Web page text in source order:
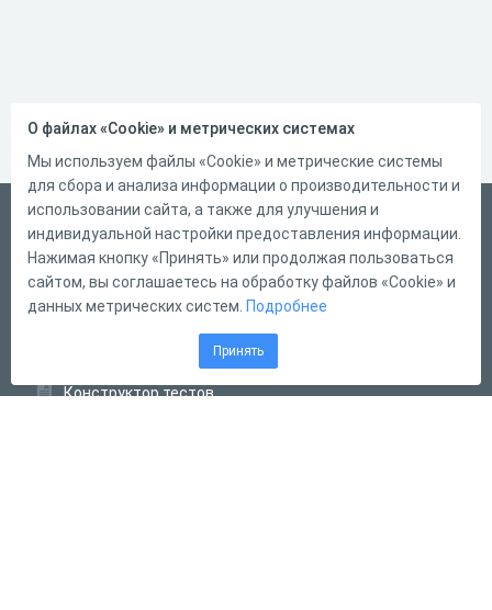
Русский
Справка
Форма обратной связи
Конструктор тестов
О файлах «Cookie» и метрических системах
Мы используем файлы «Cookie» и метрические системы
для сбора и анализа информации о производительности и
использовании сайта, а также для улучшения и
индивидуальной настройки предоставления информации.
Нажимая кнопку «Принять» или продолжая пользоваться
сайтом, вы соглашаетесь на обработку файлов «Cookie» и
данных метрических систем. Подробнее
Принять